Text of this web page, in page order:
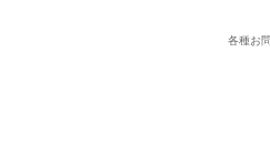
各種お